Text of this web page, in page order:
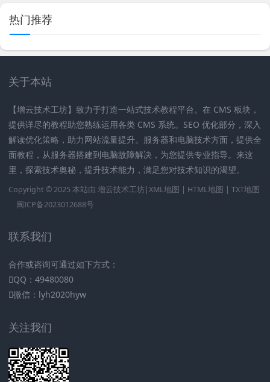
热门推荐
关于本站
【增云技术工坊】致力于打造一站式技术教程平台。在 CMS 板块，
提供详尽的教程助您熟练运用各类 CMS 系统。SEO 优化部分，深入
解读优化策略，助力网站流量提升。服务器和电脑技术方面，提供全
面教程，从服务器搭建到电脑故障解决，为您提供专业指导。来这
里，探索技术奥秘，提升技术能力，满足您对技术知识的渴望。
Copyright © 2025 本站由 增云技术工坊|XML地图 | HTML地图 | TXT地图
闽ICP备2023012688号
联系我们
合作或咨询可通过如下方式：
QQ：49480080
微信：lyh2020hyw
关注我们